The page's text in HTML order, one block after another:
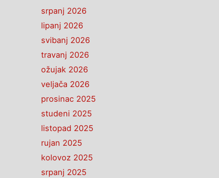
srpanj 2026
lipanj 2026
svibanj 2026
travanj 2026
ožujak 2026
veljača 2026
prosinac 2025
studeni 2025
listopad 2025
rujan 2025
kolovoz 2025
srpanj 2025